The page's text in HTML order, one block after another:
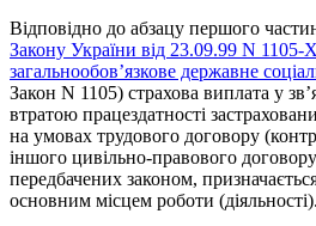
Відповідно до абзацу першого
Закону України від 23.09.99 N
загальнообов’язкове державне
Закон N 1105) страхова виплата у
втратою працездатності
на умовах трудового договору
іншого цивільно-правового
передбачених законом,
основним місцем роботи (діяльності).